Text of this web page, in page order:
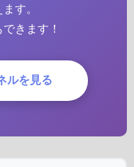
す。
きます！
ルを見る